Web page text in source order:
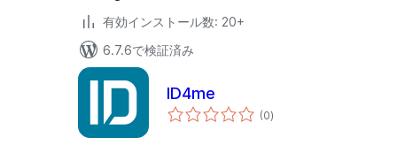
有効インストール数: 20+
6.7.6で検証済み
ID4me
(0個
の)